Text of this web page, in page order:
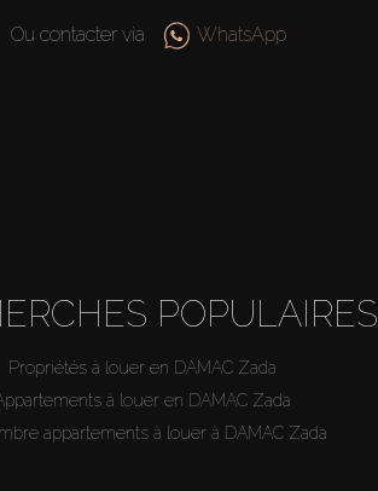
Ou contacter via WhatsApp
POPULAIRES
Propriétés à louer en DAMAC Zada
à louer en DAMAC Zada
appartements à louer à DAMAC Zada